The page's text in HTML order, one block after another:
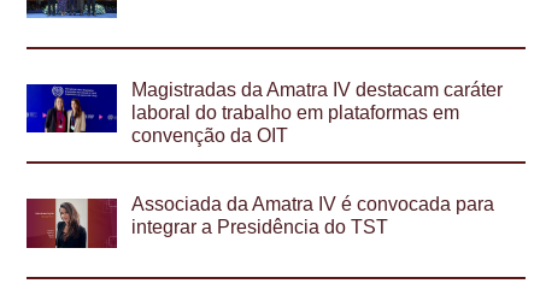
Magistradas da Amatra IV destacam caráter
laboral do trabalho em plataformas em
convenção da OIT
Associada da Amatra IV é convocada para
integrar a Presidência do TST